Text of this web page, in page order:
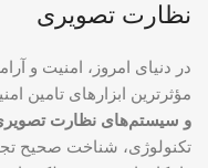
نظارت تصویری
در دنیای امروز، امنیت و
مؤثرترین ابزارهای تامین
و سیستم‌های نظارت
تکنولوژی، شناخت صحیح